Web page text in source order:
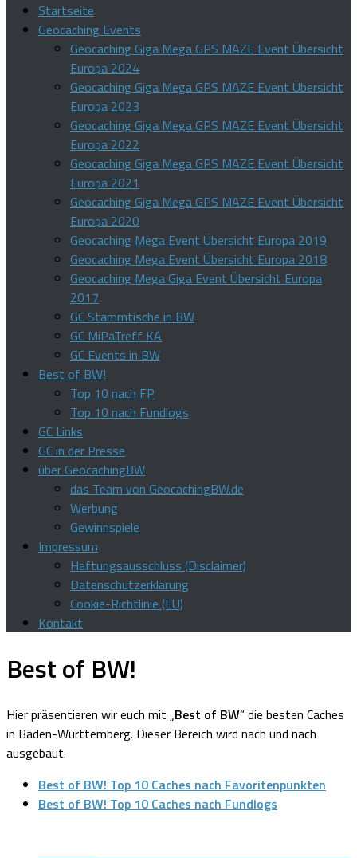
Startseite
Geocaching Events
Geocaching Giga Mega GPS MAZE Event Übersicht
Europa 2024
Geocaching Giga Mega GPS MAZE Event Übersicht
Europa 2023
Geocaching Giga Mega GPS MAZE Event Übersicht
Europa 2022
Geocaching Giga Mega GPS MAZE Event Übersicht
Europa 2021
Geocaching Giga Mega GPS MAZE Event Übersicht
Europa 2020
Geocaching Mega Event Übersicht Europa 2019
Geocaching Mega Event Übersicht Europa 2018
Geocaching Mega Giga Event Übersicht Europa
2017
GC Stammtische in BW
GC MiPaTreff KA
GC Events in BW
Best of BW!
Top 10 nach FP
Top 10 nach Fundlogs
GC Links
GC in der Presse
über GeocachingBW
das Team von GeocachingBW.de
Werbung
Gewinnspiele
Impressum
Haftungsausschluss (Disclaimer)
Datenschutzerklärung
Cookie-Richtlinie (EU)
Kontakt
Best of BW!
Hier präsentieren wir euch mit „Best of BW“ die besten Caches
in Baden-Württemberg. Dieser Bereich wird nach und nach
ausgebaut.
Best of BW! Top 10 Caches nach Favoritenpunkten
Best of BW! Top 10 Caches nach Fundlogs